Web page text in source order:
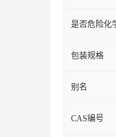
是否危险化
包装规格
别名
CAS编号